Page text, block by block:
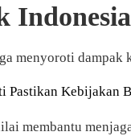
menyoroti
Pastikan Kebijakan
membantu